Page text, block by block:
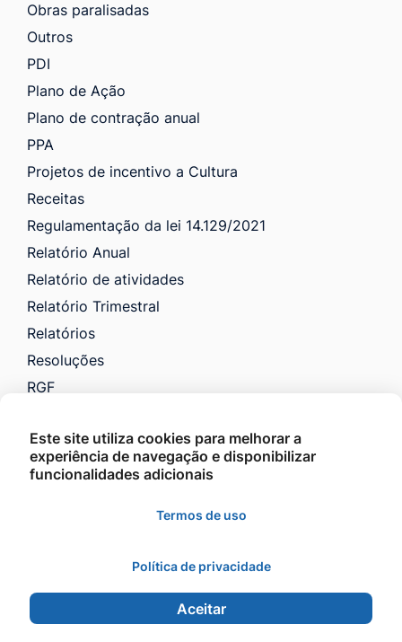
Obras paralisadas
Outros
PDI
Plano de Ação
Plano de contração anual
PPA
Projetos de incentivo a Cultura
Receitas
Regulamentação da lei 14.129/2021
Relatório Anual
Relatório de atividades
Relatório Trimestral
Relatórios
Resoluções
RGF
Saúde
VTN e Código Tributário
©2026 - Prefeitura Municipal de Barra do Garças -
Todos os direitos reservados.
Este site utiliza cookies para melhorar a
experiência de navegação e disponibilizar
funcionalidades adicionais
Termos de uso
Política de privacidade
Aceitar